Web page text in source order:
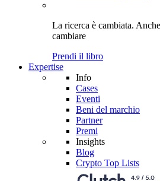
La ricerca è cambiata. Anche
cambiare
Prendi il libro
Expertise
Info
Cases
Eventi
Beni del marchio
Partner
Premi
Insights
Blog
Crypto Top Lists